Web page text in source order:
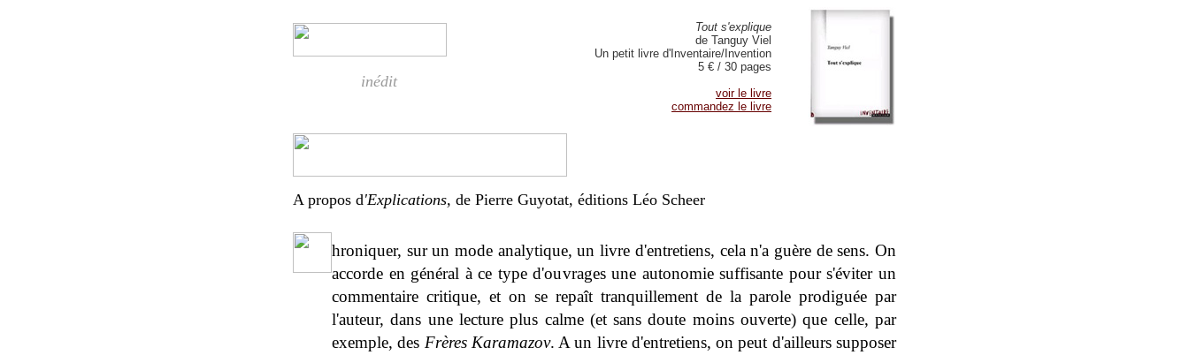
Tout s'explique
de Tanguy Viel
Un petit livre d'Inventaire/Invention
5 € / 30 pages
voir le livre
commandez le livre
inédit
A propos d'Explications, de Pierre Guyotat, éditions Léo Scheer
hroniquer, sur un mode analytique, un livre d'entretiens, cela n'a guère de sens. On
accorde en général à ce type d'ouvrages une autonomie suffisante pour s'éviter un
commentaire critique, et on se repaît tranquillement de la parole prodiguée par
l'auteur, dans une lecture plus calme (et sans doute moins ouverte) que celle, par
exemple, des Frères Karamazov. A un livre d'entretiens, on peut d'ailleurs supposer